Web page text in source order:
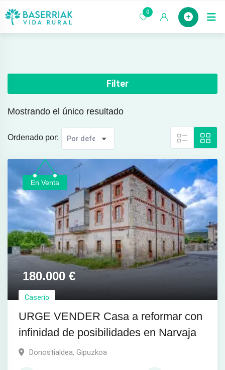
saltar
0
Filter
Mostrando el único resultado
Ordenado por:
En Venta
180.000 €
Caserío
URGE VENDER Casa a reformar con
infinidad de posibilidades en Narvaja
Donostialdea, Gipuzkoa